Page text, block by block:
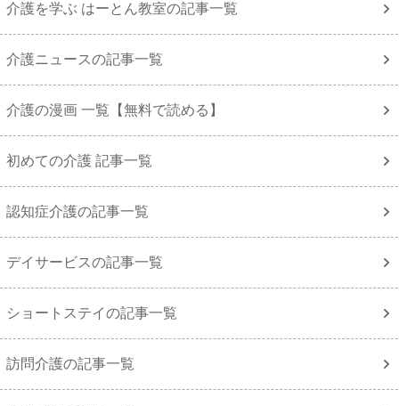
介護を学ぶ はーとん教室の記事一覧
介護ニュースの記事一覧
介護の漫画 一覧【無料で読める】
初めての介護 記事一覧
認知症介護の記事一覧
デイサービスの記事一覧
ショートステイの記事一覧
訪問介護の記事一覧